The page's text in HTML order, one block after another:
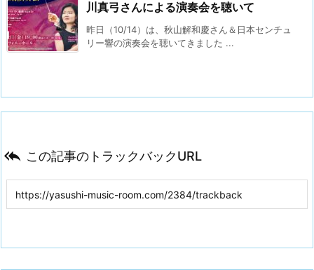
川真弓さんによる演奏会を聴いて
昨日（10/14）は、秋山解和慶さん＆日本センチュ
リー響の演奏会を聴いてきました ...
 この記事のトラックバックURL